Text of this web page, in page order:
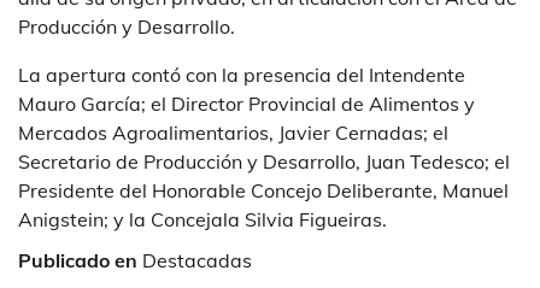
Producción y Desarrollo.
La apertura contó con la presencia del Intendente
Mauro García; el Director Provincial de Alimentos y
Mercados Agroalimentarios, Javier Cernadas; el
Secretario de Producción y Desarrollo, Juan Tedesco; el
Presidente del Honorable Concejo Deliberante, Manuel
Anigstein; y la Concejala Silvia Figueiras.
Publicado en Destacadas